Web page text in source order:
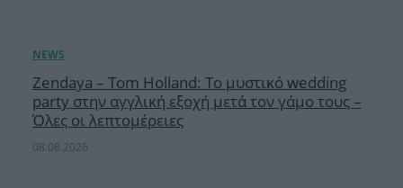
Zendaya – Tom Holland: Το μυστικό wedding
party στην αγγλική εξοχή μετά τον γάμο τους –
Όλες οι λεπτομέρειες
08.08.2026